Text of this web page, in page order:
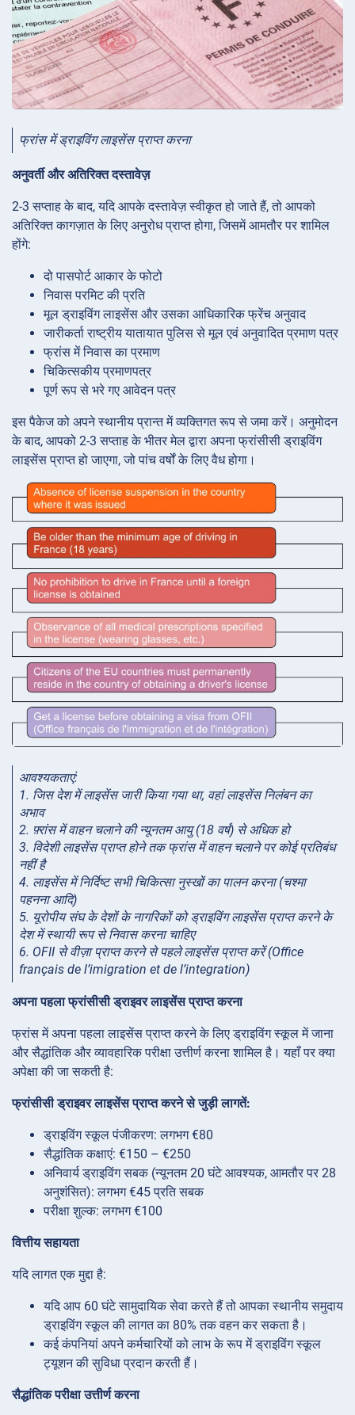
फ्रांस में ड्राइविंग लाइसेंस प्राप्त करना
अनुवर्ती और अतिरिक्त दस्तावेज़
2-3 सप्ताह के बाद, यदि आपके दस्तावेज़ स्वीकृत हो जाते हैं, तो आपको
अतिरिक्त कागज़ात के लिए अनुरोध प्राप्त होगा, जिसमें आमतौर पर शामिल
होंगे:
दो पासपोर्ट आकार के फोटो
निवास परमिट की प्रति
मूल ड्राइविंग लाइसेंस और उसका आधिकारिक फ्रेंच अनुवाद
जारीकर्ता राष्ट्रीय यातायात पुलिस से मूल एवं अनुवादित प्रमाण पत्र
फ्रांस में निवास का प्रमाण
चिकित्सकीय प्रमाणपत्र
पूर्ण रूप से भरे गए आवेदन पत्र
इस पैकेज को अपने स्थानीय प्रान्त में व्यक्तिगत रूप से जमा करें। अनुमोदन
के बाद, आपको 2-3 सप्ताह के भीतर मेल द्वारा अपना फ्रांसीसी ड्राइविंग
लाइसेंस प्राप्त हो जाएगा, जो पांच वर्षों के लिए वैध होगा।
आवश्यकताएं:
1. जिस देश में लाइसेंस जारी किया गया था, वहां लाइसेंस निलंबन का
अभाव
2. फ़्रांस में वाहन चलाने की न्यूनतम आयु (18 वर्ष) से अधिक हो
3. विदेशी लाइसेंस प्राप्त होने तक फ्रांस में वाहन चलाने पर कोई प्रतिबंध
नहीं है
4. लाइसेंस में निर्दिष्ट सभी चिकित्सा नुस्खों का पालन करना (चश्मा
पहनना आदि)
5. यूरोपीय संघ के देशों के नागरिकों को ड्राइविंग लाइसेंस प्राप्त करने के
देश में स्थायी रूप से निवास करना चाहिए
6. OFII से वीज़ा प्राप्त करने से पहले लाइसेंस प्राप्त करें (Office
français de l’imigration et de l’integration)
अपना पहला फ्रांसीसी ड्राइवर लाइसेंस प्राप्त करना
फ्रांस में अपना पहला लाइसेंस प्राप्त करने के लिए ड्राइविंग स्कूल में जाना
और सैद्धांतिक और व्यावहारिक परीक्षा उत्तीर्ण करना शामिल है। यहाँ पर क्या
अपेक्षा की जा सकती है:
फ्रांसीसी ड्राइवर लाइसेंस प्राप्त करने से जुड़ी लागतें:
ड्राइविंग स्कूल पंजीकरण: लगभग €80
सैद्धांतिक कक्षाएं: €150 – €250
अनिवार्य ड्राइविंग सबक (न्यूनतम 20 घंटे आवश्यक, आमतौर पर 28
अनुशंसित): लगभग €45 प्रति सबक
परीक्षा शुल्क: लगभग €100
वित्तीय सहायता
यदि लागत एक मुद्दा है:
यदि आप 60 घंटे सामुदायिक सेवा करते हैं तो आपका स्थानीय समुदाय
ड्राइविंग स्कूल की लागत का 80% तक वहन कर सकता है।
कई कंपनियां अपने कर्मचारियों को लाभ के रूप में ड्राइविंग स्कूल
ट्यूशन की सुविधा प्रदान करती हैं।
सैद्धांतिक परीक्षा उत्तीर्ण करना